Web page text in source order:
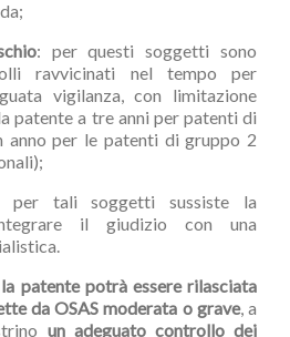
: per questi soggetti sono
ravvicinati nel tempo per
vigilanza, con limitazione
patente a tre anni per patenti di
anno per le patenti di gruppo 2
per tali soggetti sussiste la
il giudizio con una
la patente potrà essere rilasciata
da OSAS moderata o grave, a
un adeguato controllo dei